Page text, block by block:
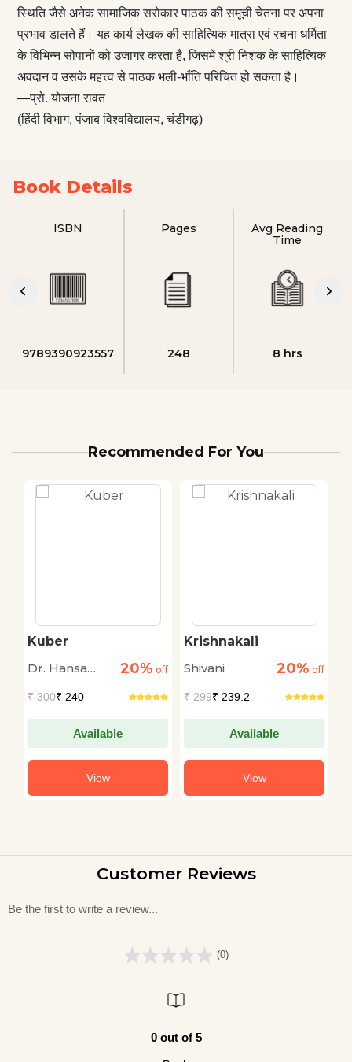
स्थिति जैसे अनेक सामाजिक सरोकार पाठक की समूची चेतना पर अपना
प्रभाव डालते हैं। यह कार्य लेखक की साहित्यिक मात्रा एवं रचना धर्मिता
के विभिन्न सोपानों को उजागर करता है, जिसमें श्री निशंक के साहित्यिक
अवदान व उसके महत्त्व से पाठक भली-भाँति परिचित हो सकता है।
—प्रो. योजना रावत
(हिंदी विभाग, पंजाब विश्वविद्यालय, चंडीगढ़)
Book Details
ISBN
9789390923557
Pages
248
Avg Reading
Time
8 hrs
Recommended For You
Kuber
Dr. Hansa
20% off
₹300₹ 240
Available
View
Krishnakali
Shivani
20% off
₹299₹ 239.2
Available
View
Customer Reviews
Be the first to write a review...
(0)
0 out of 5